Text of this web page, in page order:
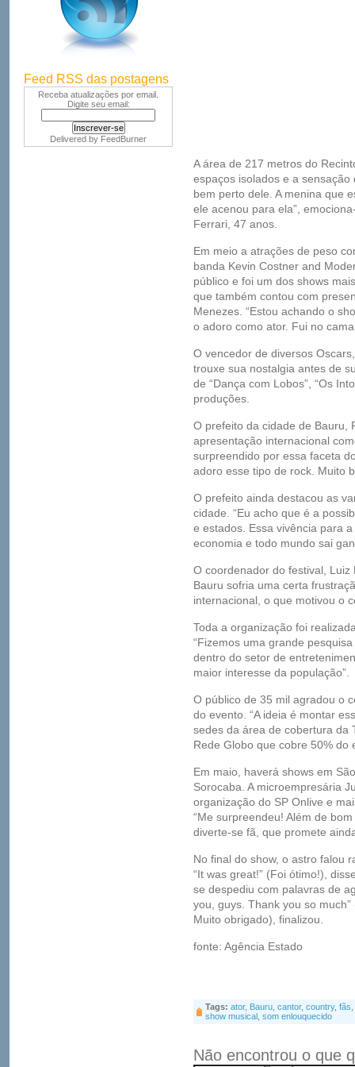
Feed RSS das postagens
Receba atualizações por email.
Digite seu email:
Delivered by FeedBurner
A área de 217 metros do
espaços isolados e a
bem perto dele. A menina que
ele acenou para ela”,
Ferrari, 47 anos.
Em meio a atrações de peso
banda Kevin Costner and
público e foi um dos shows
que também contou com
Menezes. “Estou achando o
o adoro como ator. Fui no
O vencedor de diversos
trouxe sua nostalgia antes de
de “Dança com Lobos”, “Os
produções.
O prefeito da cidade de Bauru,
apresentação internacional
surpreendido por essa faceta
adoro esse tipo de rock. Muito
O prefeito ainda destacou as
cidade. “Eu acho que é a
e estados. Essa vivência para
economia e todo mundo sai
O coordenador do festival,
Bauru sofria uma certa
internacional, o que motivou o
Toda a organização foi
“Fizemos uma grande
dentro do setor de
maior interesse da população”.
O público de 35 mil agradou o
do evento. “A ideia é montar
sedes da área de cobertura da
Rede Globo que cobre 50% do
Em maio, haverá shows em
Sorocaba. A microempresária
organização do SP Onlive e
“Me surpreendeu! Além de
diverte-se fã, que promete
No final do show, o astro falou
“It was great!” (Foi ótimo!),
se despediu com palavras de
you, guys. Thank you so
Muito obrigado), finalizou.
fonte: Agência Estado
Tags: ator, Bauru cantor, country, fãs
show musical
som enlouquecido
Não encontrou o que